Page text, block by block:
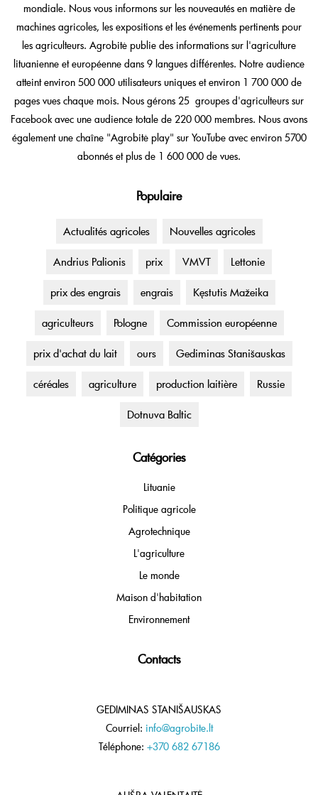
mondiale. Nous vous informons sur les nouveautés en matière de
machines agricoles, les expositions et les événements pertinents pour
les agriculteurs. Agrobitė publie des informations sur l'agriculture
lituanienne et européenne dans 9 langues différentes. Notre audience
atteint environ 500 000 utilisateurs uniques et environ 1 700 000 de
pages vues chaque mois. Nous gérons 25 groupes d'agriculteurs sur
Facebook avec une audience totale de 220 000 membres. Nous avons
également une chaîne "Agrobitė play" sur YouTube avec environ 5700
abonnés et plus de 1 600 000 de vues.
Populaire
Actualités agricoles Nouvelles agricoles
Andrius Palionis prix VMVT Lettonie
prix des engrais engrais Kęstutis Mažeika
agriculteurs Pologne Commission européenne
prix d'achat du lait ours Gediminas Stanišauskas
céréales agriculture production laitière Russie
Dotnuva Baltic
Catégories
Lituanie
Politique agricole
Agrotechnique
L'agriculture
Le monde
Maison d'habitation
Environnement
Contacts
GEDIMINAS STANIŠAUSKAS
Courriel: info@agrobite.lt
Téléphone: +370 682 67186